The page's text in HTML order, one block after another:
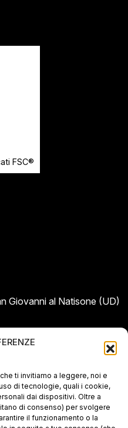
che ti invitiamo a leggere, noi e
di tecnologie, quali i cookie,
dai dispositivi. Oltre a
di consenso) per svolgere
il funzionamento o la
FSC®
Giovanni al Natisone (UD)